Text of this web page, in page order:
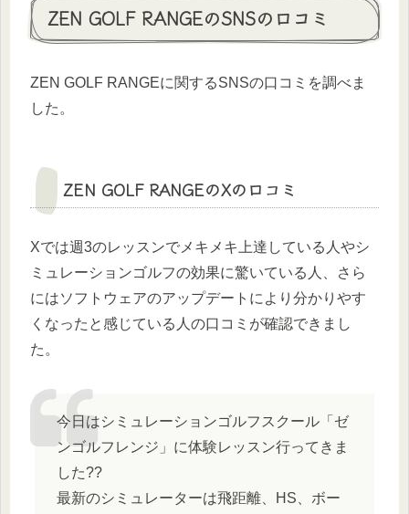
ZEN GOLF RANGEのSNSの口コミ
ZEN GOLF RANGEに関するSNSの口コミを調べま
した。
ZEN GOLF RANGEのXの口コミ
Xでは週3のレッスンでメキメキ上達している人やシ
ミュレーションゴルフの効果に驚いている人、さら
にはソフトウェアのアップデートにより分かりやす
くなったと感じている人の口コミが確認できまし
た。
今日はシミュレーションゴルフスクール「ゼ
ンゴルフレンジ」に体験レッスン行ってきま
した??
最新のシミュレーターは飛距離、HS、ボー